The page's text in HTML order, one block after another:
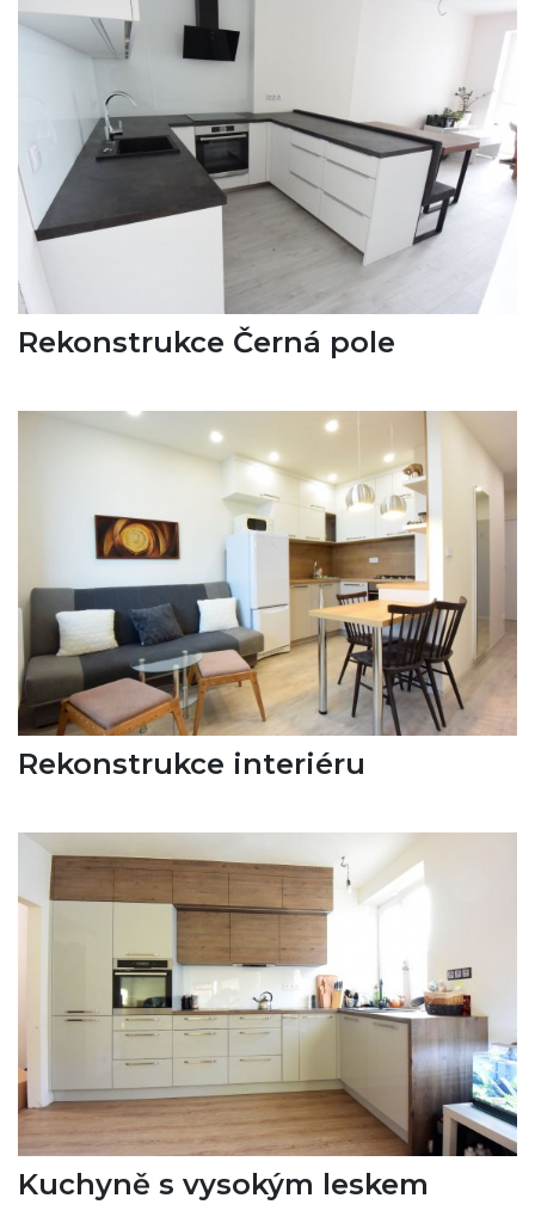
Rekonstrukce Černá pole
Rekonstrukce interiéru
Kuchyně s vysokým leskem